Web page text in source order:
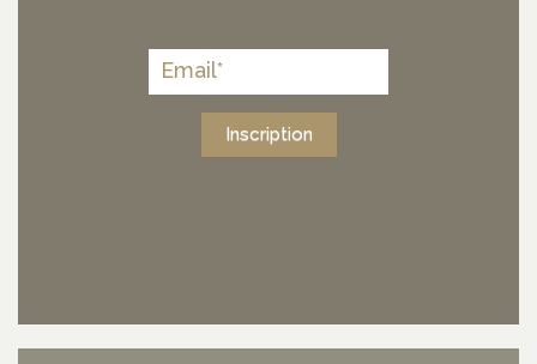
Inscription